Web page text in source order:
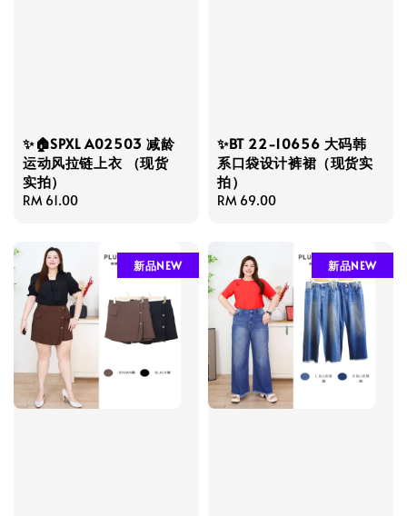
✨🏠SPXL A02503 减龄
运动风拉链上衣 （现货
实拍）
Regular
RM 61.00
✨BT 22-10656 大码韩
系口袋设计裤裙（现货实
拍）
Regular
RM 69.00
新品NEW 新品NEW